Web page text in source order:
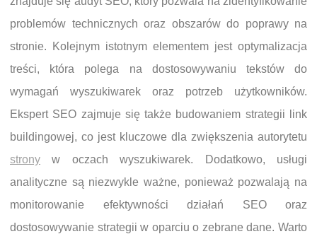
problemów technicznych oraz obszarów do poprawy na
stronie. Kolejnym istotnym elementem jest optymalizacja
treści, która polega na dostosowywaniu tekstów do
wymagań wyszukiwarek oraz potrzeb użytkowników.
Ekspert SEO zajmuje się także budowaniem strategii link
buildingowej, co jest kluczowe dla zwiększenia autorytetu
strony w oczach wyszukiwarek. Dodatkowo, usługi
analityczne są niezwykle ważne, ponieważ pozwalają na
monitorowanie efektywności działań SEO oraz
dostosowywanie strategii w oparciu o zebrane dane. Warto